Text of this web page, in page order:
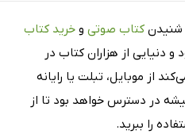
شنیدن کتاب صوتی و خرید کتاب
و دنیایی از هزاران کتاب در
از موبایل، تبلت یا رایانه
در دسترس خواهد بود تا از
را ببرید.